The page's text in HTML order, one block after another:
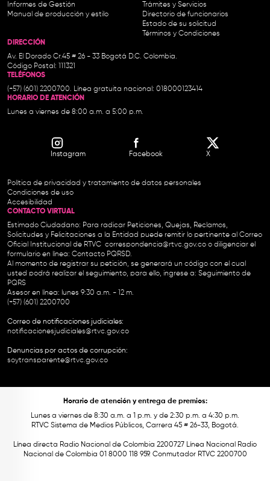
Informes de Gestión
Manual de producción y estilo
Trámites y Servicios
Directorio de funcionarios
Estado de su solicitud
Términos y Condiciones
DIRECCIÓN
Av. El Dorado Cr.45 # 26 - 33 Bogotá D.C. Colombia.
Código Postal: 111321
TELÉFONOS
(+57) (601) 2200700. Línea gratuita nacional: 018000123414
HORARIO DE ATENCIÓN
Lunes a viernes de 8:00 a.m. a 5:00 p.m.
Instagram Facebook X
Política de privacidad y tratamiento de datos personales
Condiciones de uso
Accesibilidad
CONTACTO VIRTUAL
Estimado Ciudadano: Para radicar Peticiones, Quejas, Reclamos,
Solicitudes y Felicitaciones a la Entidad puede remitir lo pertinente al Correo
Oficial Institucional de RTVC correspondencia@rtvc.gov.co o diligenciar el
formulario en línea: Contacto PQRSD.
Al momento de registrar su petición, se generará un código con el cual
usted podrá realizar el seguimiento, para ello, ingrese a: Seguimiento de
PQRS
Asesor en línea: lunes 9:30 a.m. - 12 m.
(+57) (601) 2200700
Correo de notificaciones judiciales:
notificacionesjudiciales@rtvc.gov.co
Denuncias por actos de corrupción:
soytransparente@rtvc.gov.co
Horario de atención y entrega de premios:
Lunes a viernes de 8:30 a.m. a 1 p.m. y de 2:30 p.m. a 4:30 p.m.
RTVC Sistema de Medios Públicos, Carrera 45 # 26-33, Bogotá.
Línea directa Radio Nacional de Colombia 2200727 Línea Nacional Radio
Nacional de Colombia 01 8000 118 959. Conmutador RTVC 2200700